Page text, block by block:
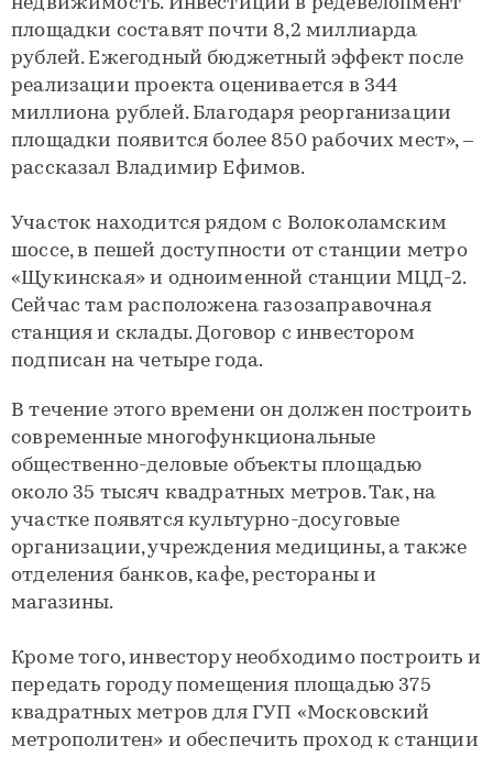
площадки составят почти 8,2 миллиарда
рублей. Ежегодный бюджетный эффект после
реализации проекта оценивается в 344
миллиона рублей. Благодаря реорганизации
площадки появится более 850 рабочих мест», –
рассказал Владимир Ефимов.
Участок находится рядом с Волоколамским
шоссе, в пешей доступности от станции метро
«Щукинская» и одноименной станции МЦД-2.
Сейчас там расположена газозаправочная
станция и склады. Договор с инвестором
подписан на четыре года.
В течение этого времени он должен построить
современные многофункциональные
общественно-деловые объекты площадью
около 35 тысяч квадратных метров. Так, на
участке появятся культурно-досуговые
организации, учреждения медицины, а также
отделения банков, кафе, рестораны и
магазины.
Кроме того, инвестору необходимо построить и
передать городу помещения площадью 375
квадратных метров для ГУП «Московский
метрополитен» и обеспечить проход к станции